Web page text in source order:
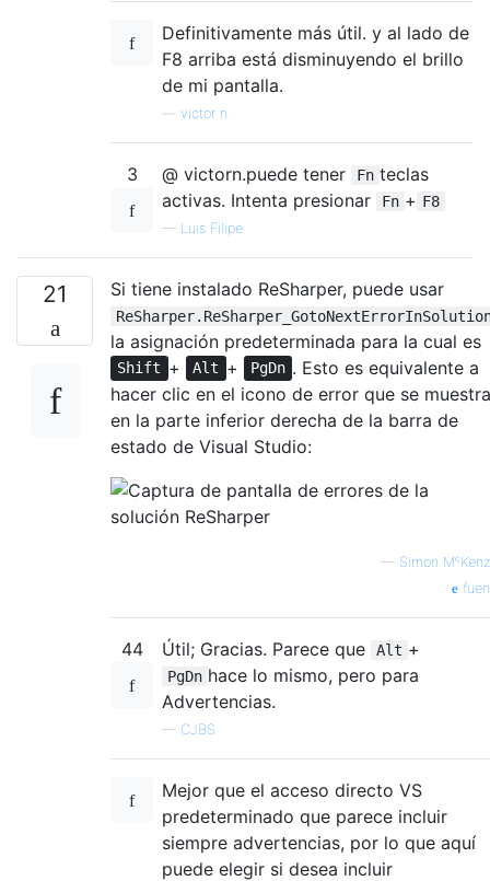
Definitivamente más útil. y al lado de
F8 arriba está disminuyendo el brillo
de mi pantalla.
victor n.
3 @ victorn.puede tener Fn teclas
activas. Intenta presionar
Fn + F8
— Luis Filipe
21 Si tiene instalado ReSharper, puede usar
la asignación predeterminada para la cual es
Shift + Alt + PgDn . Esto es equivalente a
hacer clic en el icono de error que se muestra
en la parte inferior derecha de la barra de
estado de Visual Studio:
— Simon
44 Útil; Gracias. Parece que Alt +
PgDn hace lo mismo, pero para
Advertencias.
— CJBS
Mejor que el acceso directo VS
predeterminado que parece incluir
siempre advertencias, por lo que aquí
puede elegir si desea incluir